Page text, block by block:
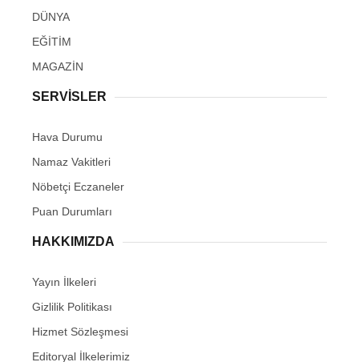
DÜNYA
EĞİTİM
MAGAZİN
SERVİSLER
Hava Durumu
Namaz Vakitleri
Nöbetçi Eczaneler
Puan Durumları
HAKKIMIZDA
Yayın İlkeleri
Gizlilik Politikası
Hizmet Sözleşmesi
Editoryal İlkelerimiz